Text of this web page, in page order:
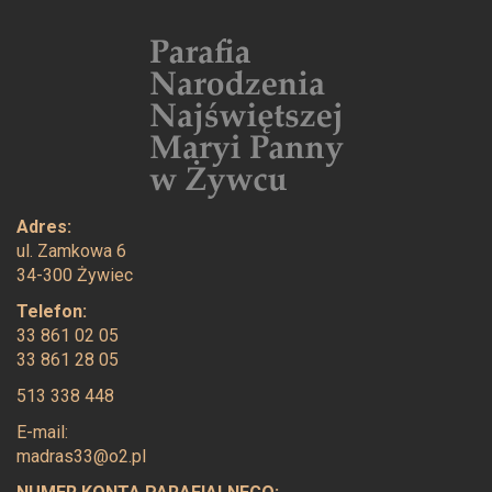
Adres:
ul. Zamkowa 6
34-300 Żywiec
Telefon:
33 861 02 05
33 861 28 05
513 338 448
E-mail:
madras33@o2.pl